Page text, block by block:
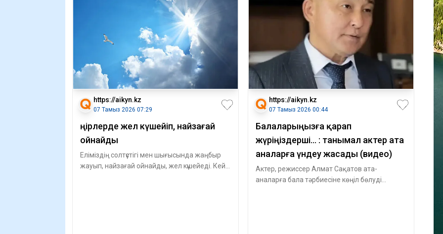
https://aikyn.kz
07 Тамыз 2026 07:29
Өңірлерде жел күшейіп, найзағай
ойнайды
Еліміздің солтүстігі мен шығысында жаңбыр
жауып, найзағай ойнайды, жел күшейеді. Кей
https://aikyn.kz
07 Тамыз 2026 00:44
Балаларыңызға қарап
жүріңіздерші... : танымал актер ата
аналарға үндеу жасады (видео)
Актер, режиссер Алмат Сақатов ата-
аналарға бала тәрбиесіне көңіл бөлуді